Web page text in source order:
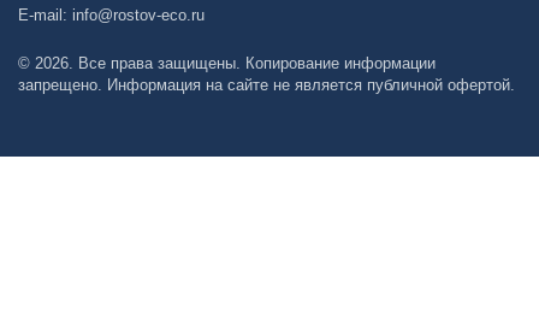
E-mail: info@rostov-eco.ru
© 2026. Все права защищены. Копирование информации
запрещено. Информация на сайте не является публичной офертой.